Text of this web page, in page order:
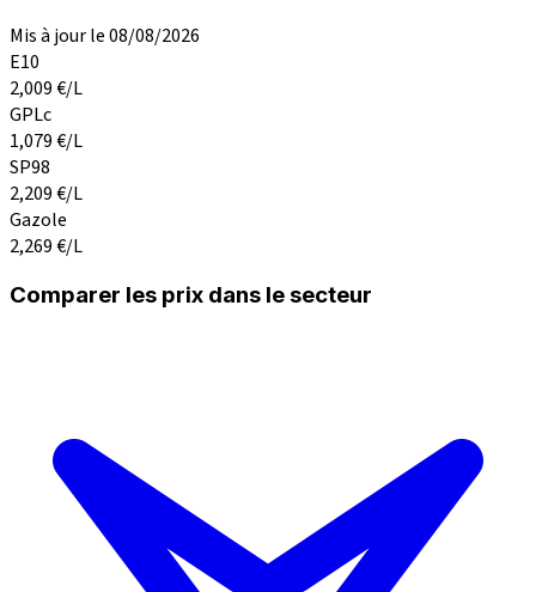
Mis à jour le 08/08/2026
E10
2,009€/L
GPLc
1,079€/L
SP98
2,209€/L
Gazole
2,269€/L
Comparer les prix dans le secteur